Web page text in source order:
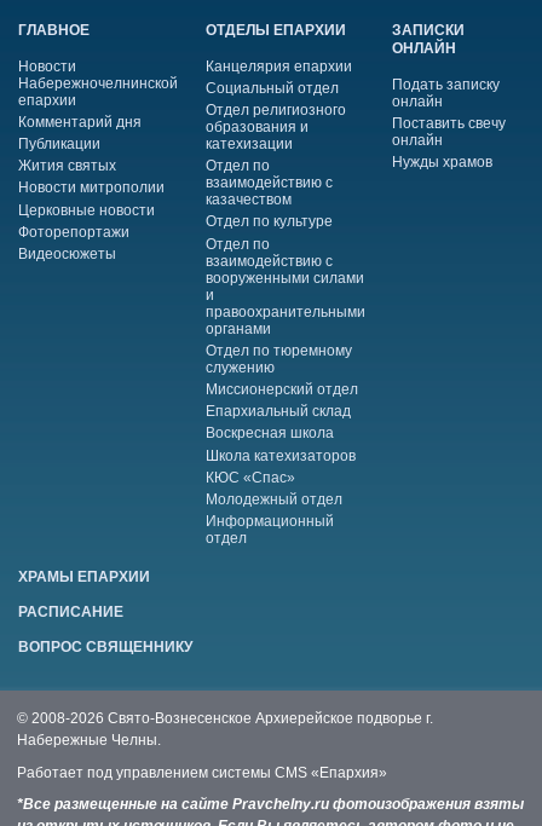
ГЛАВНОЕ
Новости
Набережночелнинской
епархии
Комментарий дня
Публикации
Жития святых
Новости митрополии
Церковные новости
Фоторепортажи
Видеосюжеты
ОТДЕЛЫ ЕПАРХИИ
Канцелярия епархии
Социальный отдел
Отдел религиозного
образования и
катехизации
Отдел по
взаимодействию с
казачеством
Отдел по культуре
Отдел по
взаимодействию с
вооруженными силами
и
правоохранительными
органами
Отдел по тюремному
служению
Миссионерский отдел
Епархиальный склад
Воскресная школа
Школа катехизаторов
КЮС «Спас»
Молодежный отдел
Информационный
отдел
ЗАПИСКИ
ОНЛАЙН
Подать записку
онлайн
Поставить свечу
онлайн
Нужды храмов
ХРАМЫ ЕПАРХИИ
РАСПИСАНИЕ
ВОПРОС СВЯЩЕННИКУ
© 2008-2026 Свято-Вознесенское Архиерейское подворье г.
Набережные Челны.
Работает под управлением системы CMS «Епархия»
*Все размещенные на сайте Pravchelny.ru фотоизображения взяты